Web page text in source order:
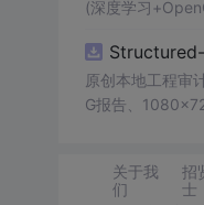
(深度学习
场景中，卡片补
别技术快速落地
景中，门禁系统
路线明确、可
为识别技术路
原创本地工程审
G报告、
关于我
们
招
士